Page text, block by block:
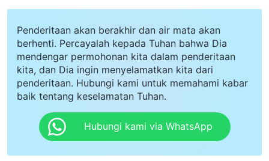
Penderitaan akan berakhir dan air mata akan
berhenti. Percayalah kepada Tuhan bahwa Dia
mendengar permohonan kita dalam penderitaan
kita, dan Dia ingin menyelamatkan kita dari
penderitaan. Hubungi kami untuk memahami kabar
baik tentang keselamatan Tuhan.
Hubungi kami via WhatsApp